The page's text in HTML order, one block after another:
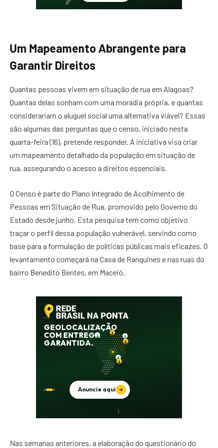
Um Mapeamento Abrangente para
Garantir Direitos
Quantas pessoas vivem em situação de rua em Alagoas?
Quantas delas sonham com uma moradia própria, e quantas
considerariam o aluguel social uma alternativa viável? Essas
são algumas das perguntas que o censo, iniciado nesta
quarta-feira (16), pretende responder. A iniciativa visa criar
um mapeamento detalhado da população em situação de
rua, assegurando o acesso a direitos essenciais.
O Censo é parte do Plano Integrado de Acolhimento de
Pessoas em Situação de Rua, promovido pelo Governo do
Estado desde junho. Esta pesquisa tem como objetivo
traçar o perfil dessa população vulnerável, servindo como
base para a formulação de políticas públicas mais eficazes. O
levantamento começará na Casa de Ranquines e nas ruas do
bairro Benedito Bentes, em Maceió.
Nas semanas anteriores, a elaboração do questionário do